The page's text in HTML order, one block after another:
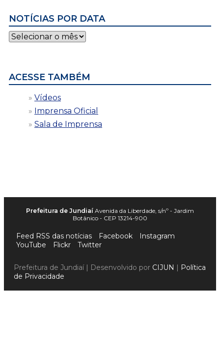
NOTÍCIAS POR DATA
Notícias
por
ACESSE TAMBÉM
Vídeos
Imprensa Oficial
Sala de Imprensa
Prefeitura de Jundiaí Avenida da Liberdade, s/nº - Jardim
Botânico - CEP 13214-900
Feed RSS das notícias Facebook
Instagram
YouTube
Flickr Twitter
Prefeitura de Jundiaí | Desenvolvido por CIJUN | Política
de Privacidade